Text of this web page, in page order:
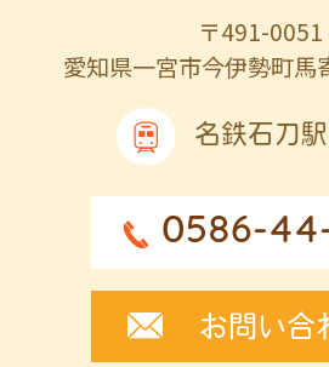
〒491-0051
愛知県一宮市今伊勢町馬
名鉄石刀
0586-
お問い合